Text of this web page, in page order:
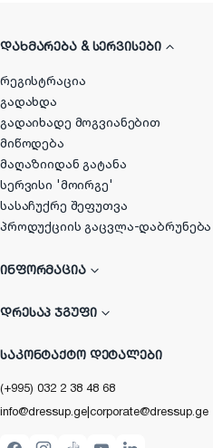
ᲓᲐᲮᲛᲐᲠᲔᲑᲐ & ᲡᲔᲠᲕᲘᲡᲔᲑᲘ
რეგისტრაცია
გადახდა
გადაიხადე მოგვიანებით
მიწოდება
მაღაზიიდან გატანა
სერვისი 'მოირგე'
სასაჩუქრე შეფუთვა
პროდუქციის გაცვლა-დაბრუნება
ᲘᲜᲤᲝᲠᲛᲐᲪᲘᲐ
ᲓᲠᲔᲡᲐᲞ ᲯᲒᲣᲤᲘ
ᲡᲐᲙᲝᲜᲢᲐᲥᲢᲝ ᲓᲔᲢᲐᲚᲔᲑᲘ
(+995) 032 2 38 48 68
info@dressup.ge|corporate@dressup.ge